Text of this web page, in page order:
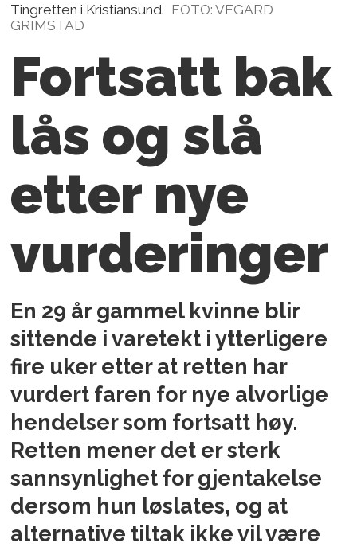
Tingretten i Kristiansund. FOTO: VEGARD
GRIMSTAD
Fortsatt bak
lås og slå
etter nye
vurderinger
En 29 år gammel kvinne blir
sittende i varetekt i ytterligere
fire uker etter at retten har
vurdert faren for nye alvorlige
hendelser som fortsatt høy.
Retten mener det er sterk
sannsynlighet for gjentakelse
dersom hun løslates, og at
alternative tiltak ikke vil være